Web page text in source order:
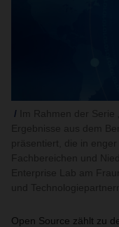
Open Source zählt zu